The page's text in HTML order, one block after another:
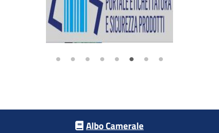
Albo Camerale